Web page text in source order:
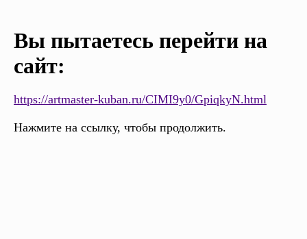
Вы пытаетесь перейти на
сайт:
https://artmaster-kuban.ru/CIMI9y0/GpiqkyN.html
Нажмите на ссылку, чтобы продолжить.